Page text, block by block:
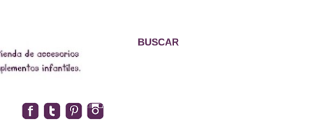
BUSCAR